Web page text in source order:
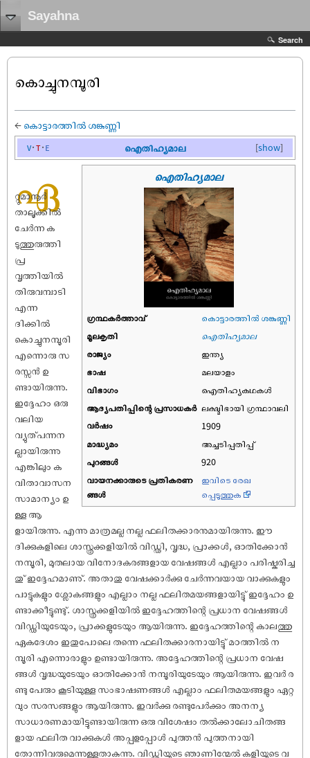
Sayahna
Search
കൊച്ചുനമ്പൂരി
← കൊട്ടാരത്തിൽ ശങ്കുണ്ണി
[show]
v t e ഐതിഹ്യമാല
ഐതിഹ്യമാല
ഗ്രന്ഥകർത്താവ്
കൊട്ടാരത്തിൽ ശങ്കുണ്ണി
മൂലകൃതി
ഐതിഹ്യമാല
രാജ്യം
ഇന്ത്യ
ഭാഷ
മലയാളം
വിഭാഗം
ഐതിഹ്യകഥകൾ
ആദ്യപതിപ്പിന്റെ പ്രസാധകര്‍ ലക്ഷ്മിഭായി ഗ്രന്ഥാവലി
വര്‍ഷം
1909
മാദ്ധ്യമം
അച്ചടിപ്പതിപ്പ്
പുറങ്ങള്‍
920
വായനക്കാരുടെ പ്രതികരണ
ങ്ങള്‍
ഇവിടെ രേഖ
പ്പെടുത്തുക
ഏ
റ്റുമാനൂർ
താലൂക്കിൽ
ചേർന്ന ക
ടുത്തുരുത്തി
പ്ര
വൃത്തിയിൽ
തിരുവമ്പാടി
എന്ന
ദിക്കിൽ
കൊച്ചുനമ്പൂരി
എന്നൊരു സ
രസ്സൻ ഉ
ണ്ടായിരുന്നു.
ഇദ്ദേഹം ഒരു
വലിയ
വ്യുത്പന്നന
ല്ലായിരുന്നു
എങ്കിലും ക
വിതാവാസന
സാമാന്യം ഉ
ള്ള ആ
ളായിരുന്നു. എന്നു മാത്രമല്ല നല്ല ഫലിതക്കാരനുമായിരുന്നു. ഈ
ദിക്കുകളിലെ ശാസ്ത്രക്കളിയിൽ വിഡ്ഢി, വൃദ്ധ, പ്രാക്കൾ, ഓതിക്കോൻ
നമ്പൂരി, മുതലായ വിനോദകരങ്ങളായ വേ‌ഷങ്ങൾ എല്ലാം പരി‌ഷ്കരിച്ച
തു് ഇദ്ദേഹമാണു്. അതാതു വേ‌ഷക്കാർക്കു ചേർന്നവയായ വാക്കുകളും
പാട്ടുകളും ശ്ലോകങ്ങളും എല്ലാം നല്ല ഫലിതമയങ്ങളായിട്ടു് ഇദ്ദേഹം ഉ
ണ്ടാക്കീട്ടുണ്ടു്. ശാസ്ത്രക്കളിയിൽ ഇദ്ദേഹത്തിന്റെ പ്രധാന വേ‌ഷങ്ങൾ
വിഡ്ഢിയുടേയും, പ്രാക്കളുടേയും ആയിരുന്നു. ഇദ്ദേഹത്തിന്റെ കാലത്തു
ഏകദേശം ഇതുപോലെ തന്നെ ഫലിതക്കാരനായിട്ടു് മഠത്തിൽ ന
മ്പൂരി എന്നൊരാളും ഉണ്ടായിരുന്നു. അദ്ദേഹത്തിന്റെ പ്രധാന വേ‌ഷ
ങ്ങൾ വൃദ്ധയുടേയും ഓതിക്കോൻ നമ്പൂരിയുടേയും ആയിരുന്നു. ഇവർ ര
ണ്ടു പേരും കൂടിയുള്ള സംഭാ‌ഷണങ്ങൾ എല്ലാം ഫലിതമയങ്ങളും ഏറ്റ
വും സരസങ്ങളും ആയിരുന്നു. ഇവർക്കു രണ്ടുപേർക്കും അനന്യ
സാധാരണമായിട്ടുണ്ടായിരുന്ന ഒരു വിശേ‌ഷം തൽക്കാലോചിതങ്ങ
ളായ ഫലിത വാക്കുകൾ അപ്പളപ്പോൾ പുത്തൻ പുത്തനായി
തോന്നിവരുമെന്നുള്ളതാകുന്നു. വിഡ്ഢിയുടെ ഞാണിന്മേൽ കളിയുടെ വ